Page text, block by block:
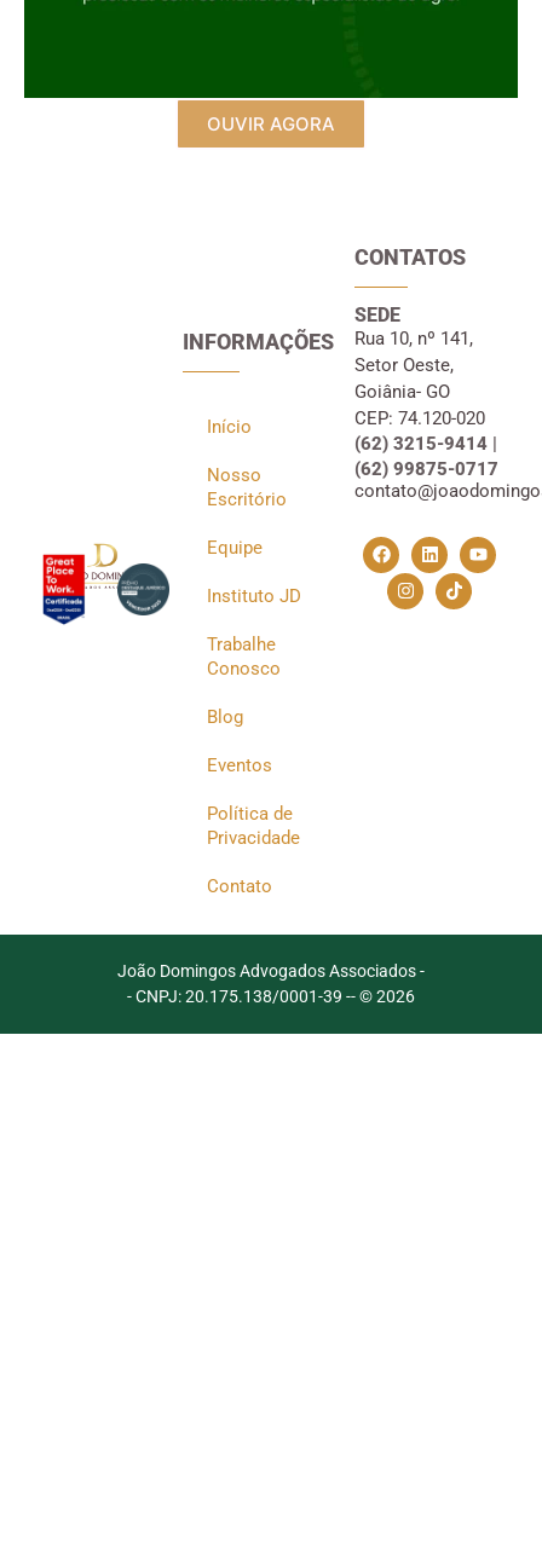
OUVIR AGORA
INFORMAÇÕES
Início
Nosso
Escritório
Equipe
Instituto JD
Trabalhe
Conosco
Blog
Eventos
Política de
Privacidade
Contato
CONTATOS
SEDE
Rua 10, nº 141,
Setor Oeste,
Goiânia- GO
CEP: 74.120-020
(62) 3215-9414 |
(62) 99875-0717
João Domingos Advogados Associados -
- CNPJ: 20.175.138/0001-39 -- © 2026